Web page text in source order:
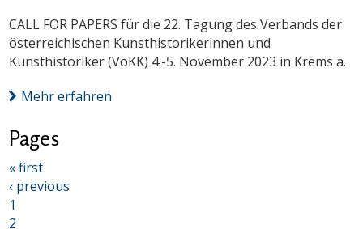
CALL FOR PAPERS für die 22. Tagung des Verbands der
österreichischen Kunsthistorikerinnen und
Kunsthistoriker (VöKK) 4.-5. November 2023 in Krems a.
Mehr erfahren
Pages
« first
‹ previous
1
2